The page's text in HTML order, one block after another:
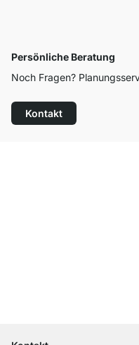
Persönliche Beratung
Noch Fragen?
Kontakt